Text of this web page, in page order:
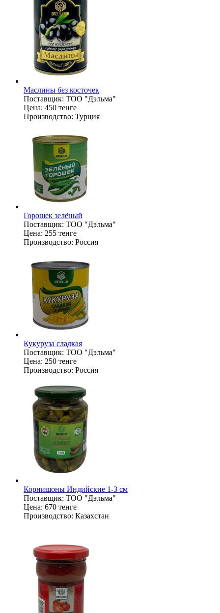
Маслины без косточек
Поставщик: ТОО "Дэльма"
Цена: 450 тенге
Производство: Турция
Горошек зелёный
Поставщик: ТОО "Дэльма"
Цена: 255 тенге
Производство: Россия
Кукуруза сладкая
Поставщик: ТОО "Дэльма"
Цена: 250 тенге
Производство: Россия
Корнишоны Индийские 1-3 см
Поставщик: ТОО "Дэльма"
Цена: 670 тенге
Производство: Казахстан